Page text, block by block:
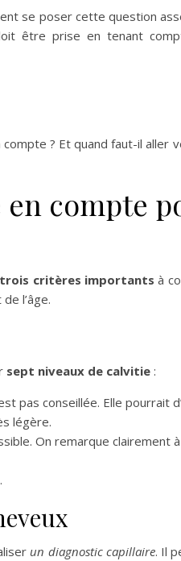
se poser cette question
être prise en tenant
? Et quand faut-il aller
compte
trois critères importants à
l’âge.
sept niveaux de calvitie :
pas conseillée. Elle pourrait
légère.
On remarque clairement
un diagnostic capillaire. Il